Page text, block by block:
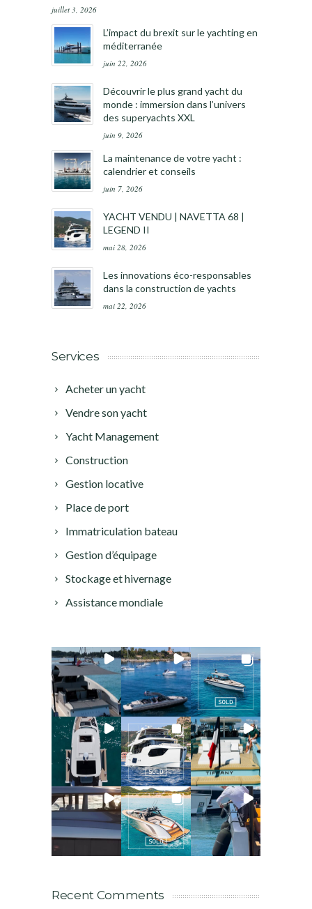
juillet 3, 2026
L’impact du brexit sur le yachting en
méditerranée
juin 22, 2026
Découvrir le plus grand yacht du
monde : immersion dans l’univers
des superyachts XXL
juin 9, 2026
La maintenance de votre yacht :
calendrier et conseils
juin 7, 2026
YACHT VENDU | NAVETTA 68 |
LEGEND II
mai 28, 2026
Les innovations éco-responsables
dans la construction de yachts
mai 22, 2026
Services
Acheter un yacht
Vendre son yacht
Yacht Management
Construction
Gestion locative
Place de port
Immatriculation bateau
Gestion d’équipage
Stockage et hivernage
Assistance mondiale
Recent Comments